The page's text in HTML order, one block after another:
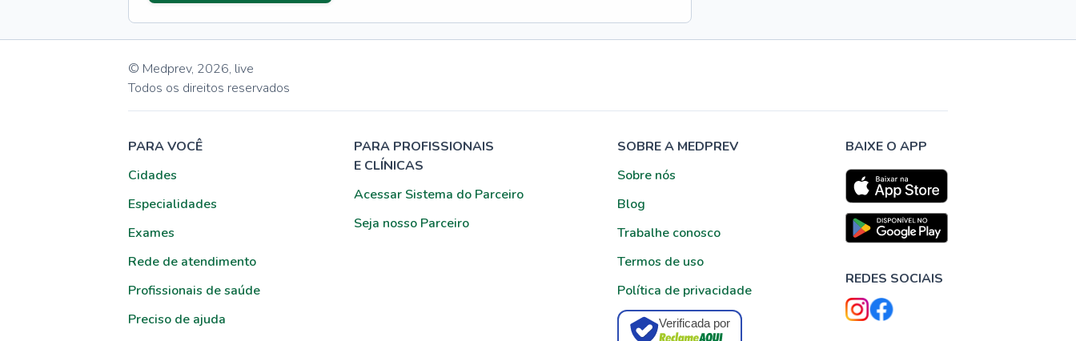
© Medprev, 2026, live
Todos os direitos reservados
PARA VOCÊ
Cidades
Especialidades
Exames
Rede de atendimento
Profissionais de saúde
Preciso de ajuda
PARA PROFISSIONAIS
E CLÍNICAS
Acessar Sistema do Parceiro
Seja nosso Parceiro
SOBRE A MEDPREV
Sobre nós
Blog
Trabalhe conosco
Termos de uso
Política de privacidade
Verificada por
BAIXE O APP
REDES SOCIAIS